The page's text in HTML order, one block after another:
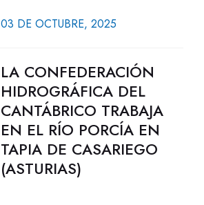
03 DE OCTUBRE, 2025
LA CONFEDERACIÓN
HIDROGRÁFICA DEL
CANTÁBRICO TRABAJA
EN EL RÍO PORCÍA EN
TAPIA DE CASARIEGO
(ASTURIAS)